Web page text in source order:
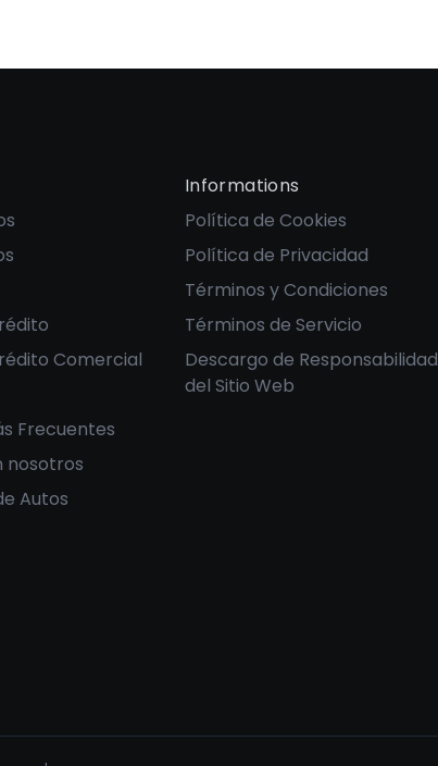
Comercial
Frecuentes
nosotros
Autos
Informations
Política de Cookies
Política de Privacidad
Términos y Condiciones
Términos de Servicio
Descargo de Responsabilidad
del Sitio Web